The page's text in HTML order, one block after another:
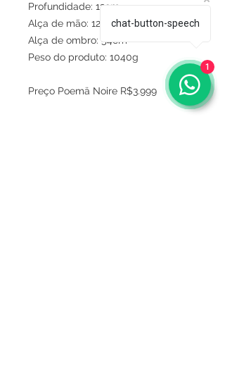
Profundidade: 13cm
Alça de mão: 12cm
Alça de ombro: 54cm
Peso do produto: 1040g
Preço Poemä Noire R$3.999
chat-button-speech
1